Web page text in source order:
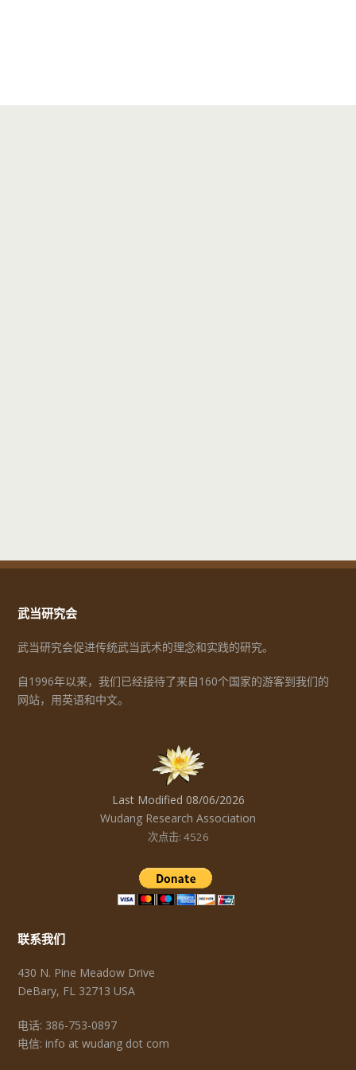
武当研究会
武当研究会促进传统武当武术的理念和实践的研究。
自1996年以来，我们已经接待了来自160个国家的游客到我们的
网站，用英语和中文。
Last Modified 08/06/2026
Wudang Research Association
次点击: 4526
联系我们
430 N. Pine Meadow Drive
DeBary, FL 32713 USA
电话: 386-753-0897
电信: info at wudang dot com